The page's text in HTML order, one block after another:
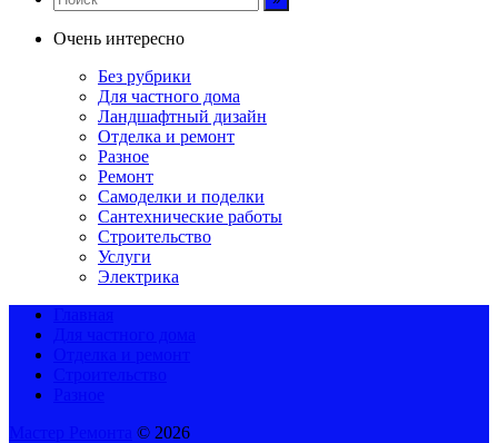
Очень интересно
Без рубрики
Для частного дома
Ландшафтный дизайн
Отделка и ремонт
Разное
Ремонт
Самоделки и поделки
Сантехнические работы
Строительство
Услуги
Электрика
© 2026